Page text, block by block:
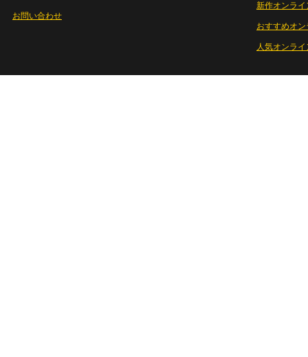
お問い合わせ
新作オンライ
おすすめオ
人気オンラ